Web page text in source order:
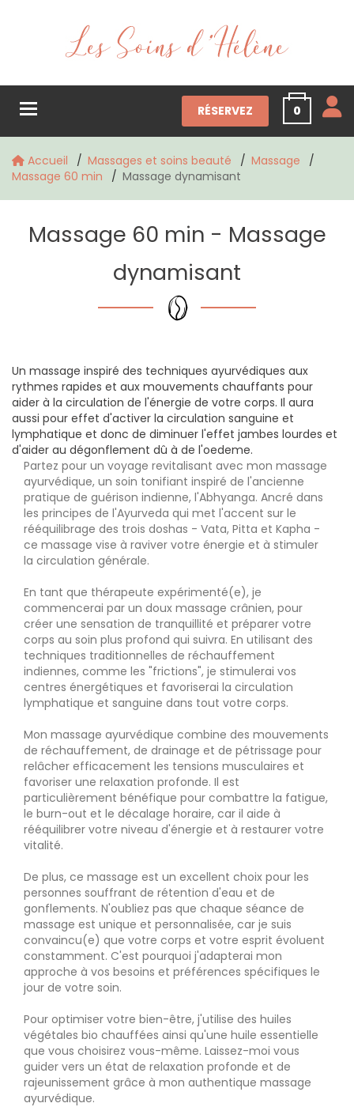
Toggle navigation RÉSERVEZ 0
Accueil Massages et soins beauté
Massage
Massage 60 min
Massage dynamisant
Massage 60 min - Massage
dynamisant
Un massage inspiré des techniques ayurvédiques aux
rythmes rapides et aux mouvements chauffants pour
aider à la circulation de l'énergie de votre corps. Il aura
aussi pour effet d'activer la circulation sanguine et
lymphatique et donc de diminuer l'effet jambes lourdes et
d'aider au dégonflement dû à de l'oedeme.
Partez pour un voyage revitalisant avec mon massage
ayurvédique, un soin tonifiant inspiré de l'ancienne
pratique de guérison indienne, l'Abhyanga. Ancré dans
les principes de l'Ayurveda qui met l'accent sur le
rééquilibrage des trois doshas - Vata, Pitta et Kapha -
ce massage vise à raviver votre énergie et à stimuler
la circulation générale.
En tant que thérapeute expérimenté(e), je
commencerai par un doux massage crânien, pour
créer une sensation de tranquillité et préparer votre
corps au soin plus profond qui suivra. En utilisant des
techniques traditionnelles de réchauffement
indiennes, comme les "frictions", je stimulerai vos
centres énergétiques et favoriserai la circulation
lymphatique et sanguine dans tout votre corps.
Mon massage ayurvédique combine des mouvements
de réchauffement, de drainage et de pétrissage pour
relâcher efficacement les tensions musculaires et
favoriser une relaxation profonde. Il est
particulièrement bénéfique pour combattre la fatigue,
le burn-out et le décalage horaire, car il aide à
rééquilibrer votre niveau d'énergie et à restaurer votre
vitalité.
De plus, ce massage est un excellent choix pour les
personnes souffrant de rétention d'eau et de
gonflements. N'oubliez pas que chaque séance de
massage est unique et personnalisée, car je suis
convaincu(e) que votre corps et votre esprit évoluent
constamment. C'est pourquoi j'adapterai mon
approche à vos besoins et préférences spécifiques le
jour de votre soin.
Pour optimiser votre bien-être, j'utilise des huiles
végétales bio chauffées ainsi qu'une huile essentielle
que vous choisirez vous-même. Laissez-moi vous
guider vers un état de relaxation profonde et de
rajeunissement grâce à mon authentique massage
ayurvédique.